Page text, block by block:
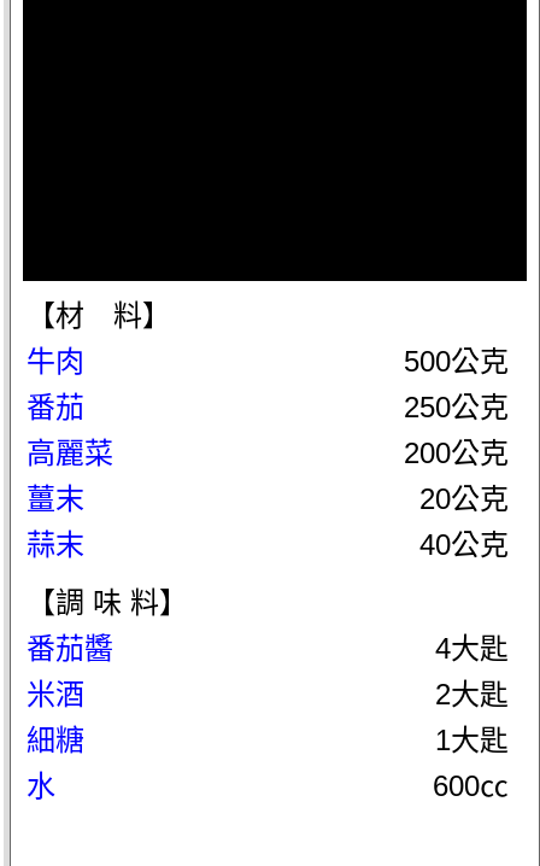
【材 料】
牛肉
500公克
番茄
250公克
高麗菜
200公克
薑末
20公克
蒜末
40公克
【調 味 料】
番茄醬
4大匙
米酒
2大匙
細糖
1大匙
水
600㏄